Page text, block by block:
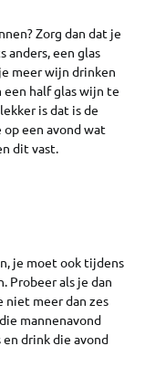
Zorg dan dat je
anders, een glas
meer wijn drinken
een half glas wijn te
is dat is de
op een avond wat
dit vast.
je moet ook tijdens
Probeer als je dan
niet meer dan zes
mannenavond
drink die avond